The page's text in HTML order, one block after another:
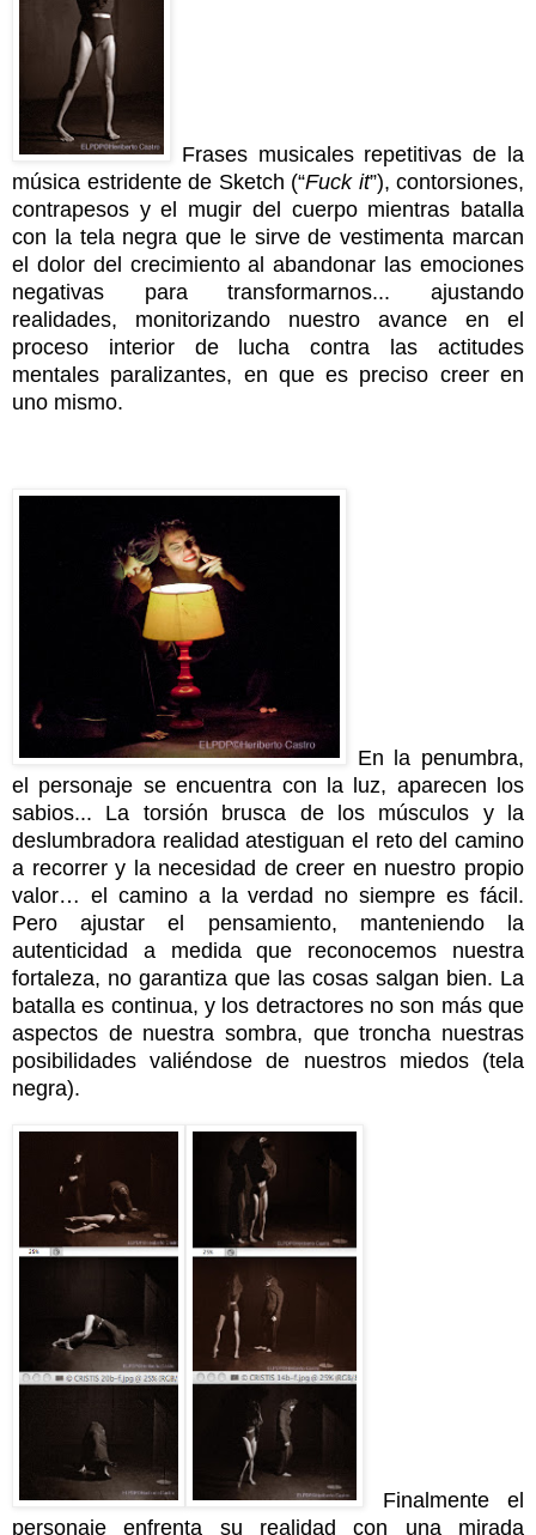
Frases musicales repetitivas de la
música estridente de Sketch (“Fuck it”), contorsiones,
contrapesos y el mugir del cuerpo mientras batalla
con la tela negra que le sirve de vestimenta marcan
el dolor del crecimiento al abandonar las emociones
negativas para transformarnos... ajustando
realidades, monitorizando nuestro avance en el
proceso interior de lucha contra las actitudes
mentales paralizantes, en que es preciso creer en
uno mismo.
En la penumbra,
el personaje se encuentra con la luz, aparecen los
sabios... La torsión brusca de los músculos y la
deslumbradora realidad atestiguan el reto del camino
a recorrer y la necesidad de creer en nuestro propio
valor… el camino a la verdad no siempre es fácil.
Pero ajustar el pensamiento, manteniendo la
autenticidad a medida que reconocemos nuestra
fortaleza, no garantiza que las cosas salgan bien. La
batalla es continua, y los detractores no son más que
aspectos de nuestra sombra, que troncha nuestras
posibilidades valiéndose de nuestros miedos (tela
negra).
Finalmente el
personaje enfrenta su realidad con una mirada